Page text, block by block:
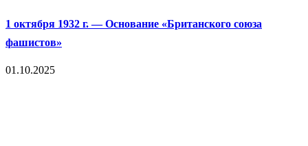
1 октября 1932 г. — Основание «Британского союза
фашистов»
01.10.2025